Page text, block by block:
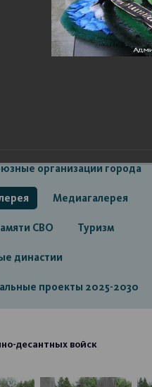
коммунальное хозяйство
привлекательность
организации города
Медиагалерея
СВО Туризм
династии
проекты 2025-2030
десантных войск